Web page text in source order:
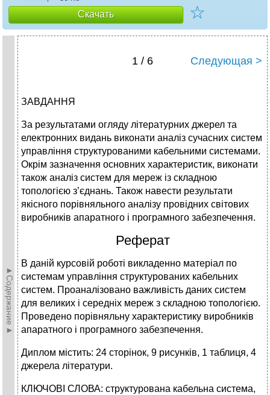
Скачать ☆
►Содержание►
1 / 6 Следующая >
ЗАВДАННЯ
За результатами огляду літературних джерел та
електронних видань виконати аналіз сучасних систем
управління структурованими кабельними системами.
Окрім зазначення основних характеристик, виконати
також аналіз систем для мереж із складною
топологією з’єднань. Також навести результати
якісного порівняльного аналізу провідних світових
виробників апаратного і програмного забезпечення.
Реферат
В даній курсовій роботі викладенно матеріал по
системам управління структурованих кабельних
систем. Проаналізовано важливість даних систем
для великих і середніх мереж з складною топологією.
Проведено порівняльну характеристику виробників
апаратного і програмного забезпечення.
Диплом містить: 24 сторінок, 9 рисунків, 1 таблиця, 4
джерела літератури.
КЛЮЧОВІ СЛОВА: структурована кабельна система,